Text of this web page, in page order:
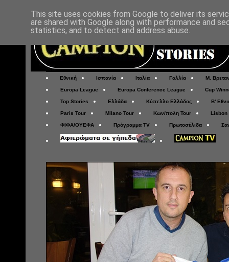
Εθνική Ισπανία Ιταλία Γαλλία Μ.
Europa League Europa Conference League Cup
Top Stories Ελλάδα Κύπελλο Ελλάδος Β'
Paris Tour Milano Tour Κων/πολη Tour Lisbon
ΦΙΦΑ/ΟΥΕΦΑ Πρόγραμμα TV Πρωτοσέλιδα
This site uses cookies from Google to deliver its
are shared with Google along with performance and
statistics, and to detect and address abuse.